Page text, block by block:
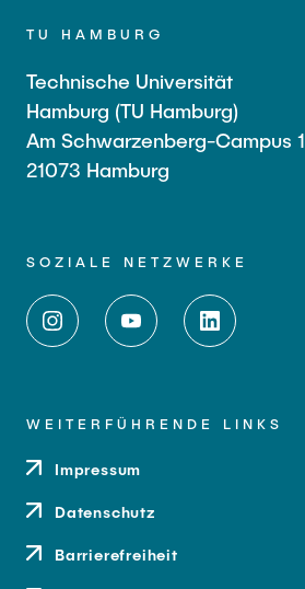
TU HAMBURG
Technische Universität
Hamburg (TU Hamburg)
Am Schwarzenberg-Campus 1
21073 Hamburg
SOZIALE NETZWERKE
WEITERFÜHRENDE LINKS
Impressum
Datenschutz
Barrierefreiheit